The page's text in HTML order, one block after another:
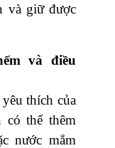
và giữ được
và điều
thích của
có thể thêm
nước mắm